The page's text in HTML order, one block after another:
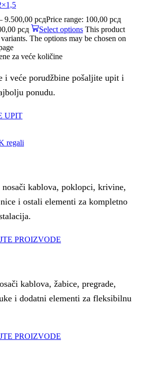
9.500,00 рсдPrice range: 100,00 рсд
рсд
Select options This product
The options may be chosen on
za veće količine
i veće porudžbine pošaljite upit i
ponudu.
UPIT
regali
kablova, poklopci, krivine,
i ostali elementi za kompletno
PROIZVODE
kablova, žabice, pregrade,
i dodatni elementi za fleksibilnu
PROIZVODE